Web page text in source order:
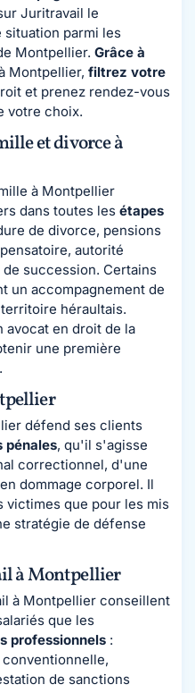
Juritravail le
situation parmi les
Montpellier. Grâce à
Montpellier, filtrez votre
et prenez rendez-vous
votre choix.
et divorce à
à Montpellier
dans toutes les étapes
de divorce, pensions
autorité
succession. Certains
un accompagnement de
héraultais.
avocat en droit de la
une première
défend ses clients
pénales, qu'il s'agisse
correctionnel, d'une
dommage corporel. Il
victimes que pour les mis
stratégie de défense
à Montpellier
à Montpellier conseillent
que les
professionnels :
de sanctions